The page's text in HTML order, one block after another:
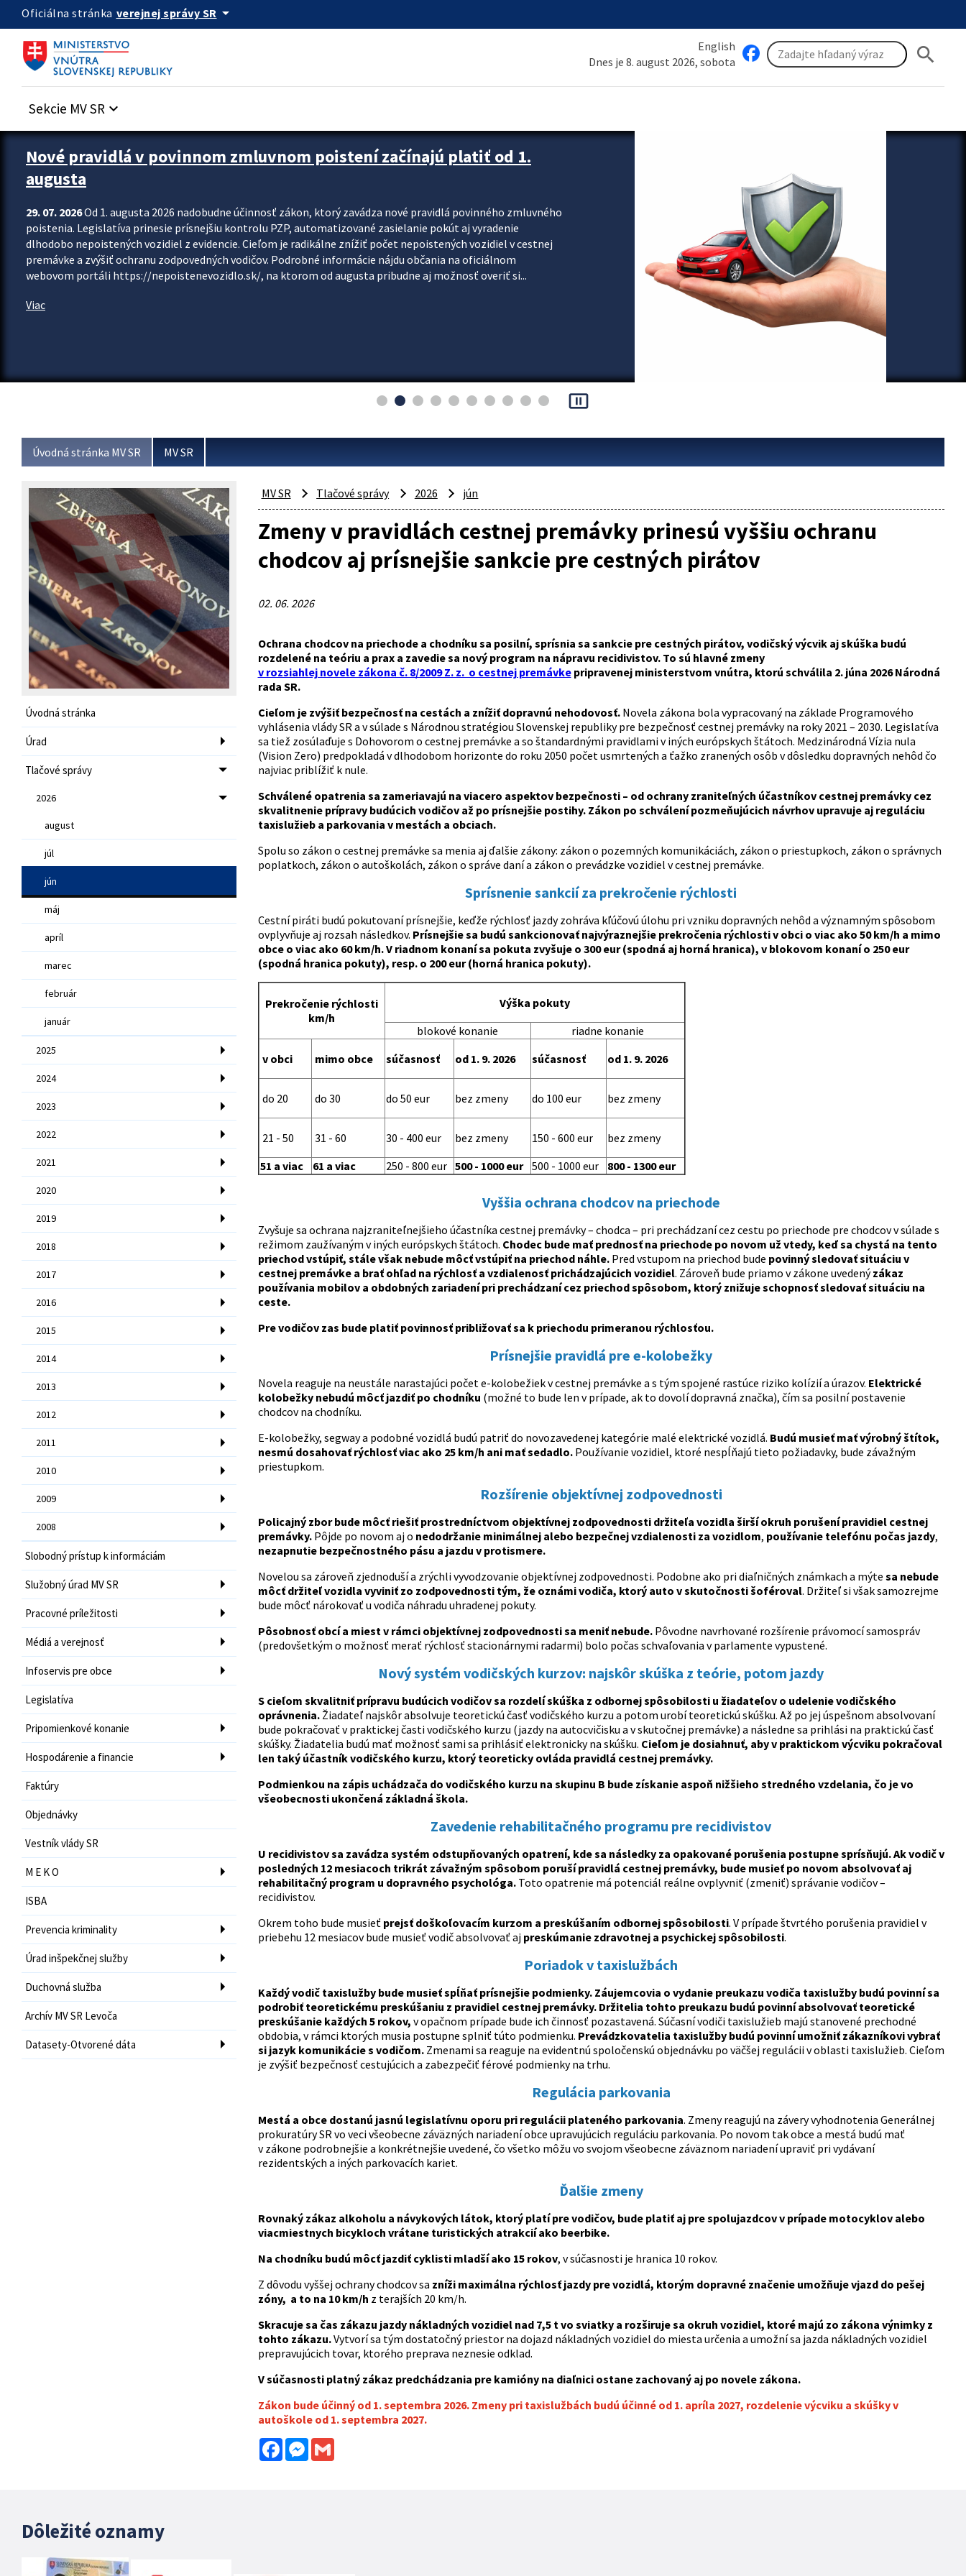
Preskocit na hlavný obsah
Oficiálna stránka verejnej správy SR arrow_drop_down
English
Dnes je 8. august 2026, sobota
search
Sekcie MV SR keyboard_arrow_down
Zastavit automatický posun upútavok
Nové pravidlá v povinnom zmluvnom poistení začínajú platiť od 1.
augusta
29. 07. 2026Od 1. augusta 2026 nadobudne účinnosť zákon, ktorý zavádza nové pravidlá povinného zmluvného
poistenia. Legislatíva prinesie prísnejšiu kontrolu PZP, automatizované zasielanie pokút aj vyradenie
dlhodobo nepoistených vozidiel z evidencie. Cieľom je radikálne znížiť počet nepoistených vozidiel v cestnej
premávke a zvýšiť ochranu zodpovedných vodičov. Podrobné informácie nájdu občania na oficiálnom
webovom portáli https://nepoistenevozidlo.sk/, na ktorom od augusta pribudne aj možnosť overiť si...
Viac
pause_presentation
Úvodná stránka MV SR MV SR
Úvodná stránka
Úrad
Tlačové správy
2026
august
júl
jún
máj
apríl
marec
február
január
2025
2024
2023
2022
2021
2020
2019
2018
2017
2016
2015
2014
2013
2012
2011
2010
2009
2008
Slobodný prístup k informáciám
Služobný úrad MV SR
Pracovné príležitosti
Médiá a verejnosť
Infoservis pre obce
Legislatíva
Pripomienkové konanie
Hospodárenie a financie
Faktúry
Objednávky
Vestník vlády SR
M E K O
ISBA
Prevencia kriminality
Úrad inšpekčnej služby
Duchovná služba
Archív MV SR Levoča
Datasety-Otvorené dáta
MV SR Tlačové správy 2026 jún
Zmeny v pravidlách cestnej premávky prinesú vyššiu ochranu
chodcov aj prísnejšie sankcie pre cestných pirátov
02. 06. 2026
Ochrana chodcov na priechode a chodníku sa posilní, sprísnia sa sankcie pre cestných pirátov, vodičský výcvik aj skúška budú
rozdelené na teóriu a prax a zavedie sa nový program na nápravu recidivistov. To sú hlavné zmeny
v rozsiahlej novele zákona č. 8/2009 Z. z. o cestnej premávkepripravenej ministerstvom vnútra, ktorú schválila 2. júna 2026 Národná
rada SR.
Cieľom je zvýšiť bezpečnosť na cestách a znížiť dopravnú nehodovosť. Novela zákona bola vypracovaný na základe Programového
vyhlásenia vlády SR a v súlade s Národnou stratégiou Slovenskej republiky pre bezpečnosť cestnej premávky na roky 2021 – 2030. Legislatíva
sa tiež zosúlaďuje s Dohovorom o cestnej premávke a so štandardnými pravidlami v iných európskych štátoch. Medzinárodná Vízia nula
(Vision Zero) predpokladá v dlhodobom horizonte do roku 2050 počet usmrtených a ťažko zranených osôb v dôsledku dopravných nehôd čo
najviac priblížiť k nule.
Schválené opatrenia sa zameriavajú na viacero aspektov bezpečnosti – od ochrany zraniteľných účastníkov cestnej premávky cez
skvalitnenie prípravy budúcich vodičov až po prísnejšie postihy. Zákon po schválení pozmeňujúcich návrhov upravuje aj reguláciu
taxislužieb a parkovania v mestách a obciach.
Spolu so zákon o cestnej premávke sa menia aj ďalšie zákony: zákon o pozemných komunikáciách, zákon o priestupkoch, zákon o správnych
poplatkoch, zákon o autoškolách, zákon o správe daní a zákon o prevádzke vozidiel v cestnej premávke.
Sprísnenie sankcií za prekročenie rýchlosti
Cestní piráti budú pokutovaní prísnejšie, keďže rýchlosť jazdy zohráva kľúčovú úlohu pri vzniku dopravných nehôd a významným spôsobom
ovplyvňuje aj rozsah následkov. Prísnejšie sa budú sankcionovať najvýraznejšie prekročenia rýchlosti v obci o viac ako 50 km/h a mimo
obce o viac ako 60 km/h. V riadnom konaní sa pokuta zvyšuje o 300 eur (spodná aj horná hranica), v blokovom konaní o 250 eur
(spodná hranica pokuty), resp. o 200 eur (horná hranica pokuty).
Prekročenie rýchlosti
km/h
Výška pokuty
blokové konanie
riadne konanie
v obci
mimo obce súčasnosť od 1. 9. 2026 súčasnosť od 1. 9. 2026
do 20 do 30 do 50 eur bez zmeny do 100 eur bez zmeny
21 - 50 31 - 60 30 - 400 eur bez zmeny 150 - 600 eur
bez zmeny
51 a viac
61 a viac 250 - 800 eur 500 - 1000 eur 500 - 1000 eur 800 - 1300 eur
Vyššia ochrana chodcov na priechode
Zvyšuje sa ochrana najzraniteľnejšieho účastníka cestnej premávky – chodca – pri prechádzaní cez cestu po priechode pre chodcov v súlade s
režimom zaužívaným v iných európskych štátoch. Chodec bude mať prednosť na priechode po novom už vtedy, keď sa chystá na tento
priechod vstúpiť, stále však nebude môcť vstúpiť na priechod náhle.Pred vstupom na priechod bude povinný sledovať situáciu v
cestnej premávke a brať ohľad na rýchlosť a vzdialenosť prichádzajúcich vozidiel. Zároveň bude priamo v zákone uvedenýzákaz
používania mobilov a obdobných zariadení pri prechádzaní cez priechod spôsobom, ktorý znižuje schopnosť sledovať situáciu na
ceste.
Pre vodičov zas bude platiť povinnosť približovať sa k priechodu primeranou rýchlosťou.
Prísnejšie pravidlá pre e-kolobežky
Novela reaguje na neustále narastajúci počet e-kolobežiek v cestnej premávke a s tým spojené rastúce riziko kolízií a úrazov. Elektrické
kolobežky nebudú môcť jazdiť po chodníku (možné to bude len v prípade, ak to dovolí dopravná značka), čím sa posilní postavenie
chodcov na chodníku.
E-kolobežky, segway a podobné vozidlá budú patriť do novozavedenej kategórie malé elektrické vozidlá. Budú musieť mať výrobný štítok,
nesmú dosahovať rýchlosť viac ako 25 km/h ani mať sedadlo.Používanie vozidiel, ktoré nespĺňajú tieto požiadavky, bude závažným
priestupkom.
Rozšírenie objektívnej zodpovednosti
Policajný zbor bude môcť riešiť prostredníctvom objektívnej zodpovednosti držiteľa vozidla širší okruh porušení pravidiel cestnej
premávky. Pôjde po novom aj o nedodržanie minimálnej alebo bezpečnej vzdialenosti za vozidlom, používanie telefónu počas jazdy,
nezapnutie bezpečnostného pásu a jazdu v protismere.
Novelou sa zároveň zjednoduší a zrýchli vyvodzovanie objektívnej zodpovednosti. Podobne ako pri diaľničných známkach a mýte sa nebude
môcť držiteľ vozidla vyviniť zo zodpovednosti tým, že oznámi vodiča, ktorý auto v skutočnosti šoféroval. Držiteľ si však samozrejme
bude môcť nárokovať u vodiča náhradu uhradenej pokuty.
Pôsobnosť obcí a miest v rámci objektívnej zodpovednosti sa meniť nebude.Pôvodne navrhované rozšírenie právomocí samospráv
(predovšetkým o možnosť merať rýchlosť stacionárnymi radarmi) bolo počas schvaľovania v parlamente vypustené.
Nový systém vodičských kurzov: najskôr skúška z teórie, potom jazdy
S cieľom skvalitniť prípravu budúcich vodičov sa rozdelí skúška z odbornej spôsobilosti u žiadateľov o udelenie vodičského
oprávnenia. Žiadateľ najskôr absolvuje teoretickú časť vodičského kurzu a potom urobí teoretickú skúšku. Až po jej úspešnom absolvovaní
bude pokračovať v praktickej časti vodičského kurzu (jazdy na autocvičisku a v skutočnej premávke) a následne sa prihlási na praktickú časť
skúšky. Žiadatelia budú mať možnosť sami sa prihlásiť elektronicky na skúšku. Cieľom je dosiahnuť, aby v praktickom výcviku pokračoval
len taký účastník vodičského kurzu, ktorý teoreticky ovláda pravidlá cestnej premávky.
Podmienkou na zápis uchádzača do vodičského kurzu na skupinu B bude získanie aspoň nižšieho stredného vzdelania, čo je vo
všeobecnosti ukončená základná škola.
Zavedenie rehabilitačného programu pre recidivistov
U recidivistov sa zavádza systém odstupňovaných opatrení, kde sa následky za opakované porušenia postupne sprísňujú. Ak vodič v
posledných 12 mesiacoch trikrát závažným spôsobom poruší pravidlá cestnej premávky, bude musieť po novom absolvovať aj
rehabilitačný program u dopravného psychológa.Toto opatrenie má potenciál reálne ovplyvniť (zmeniť) správanie vodičov –
recidivistov.
Okrem toho bude musieť prejsť doškoľovacím kurzom a preskúšaním odbornej spôsobilosti. V prípade štvrtého porušenia pravidiel v
priebehu 12 mesiacov bude musieť vodič absolvovať aj preskúmanie zdravotnej a psychickej spôsobilosti.
Poriadok v taxislužbách
Každý vodič taxislužby bude musieť spĺňať prísnejšie podmienky. Záujemcovia o vydanie preukazu vodiča taxislužby budú povinní sa
podrobiť teoretickému preskúšaniu z pravidiel cestnej premávky. Držitelia tohto preukazu budú povinní absolvovať teoretické
preskúšanie každých 5 rokov, v opačnom prípade bude ich činnosť pozastavená. Súčasní vodiči taxislužieb majú stanovené prechodné
obdobia, v rámci ktorých musia postupne splniť túto podmienku. Prevádzkovatelia taxislužby budú povinní umožniť zákazníkovi vybrať
si jazyk komunikácie s vodičom.Zmenami sa reaguje na evidentnú spoločenskú objednávku po väčšej regulácii v oblasti taxislužieb. Cieľom
je zvýšiť bezpečnosť cestujúcich a zabezpečiť férové podmienky na trhu.
Regulácia parkovania
Mestá a obce dostanú jasnú legislatívnu oporu pri regulácii plateného parkovania. Zmeny reagujú na závery vyhodnotenia Generálnej
prokuratúry SR vo veci všeobecne záväzných nariadení obce upravujúcich reguláciu parkovania. Po novom tak obce a mestá budú mať
v zákone podrobnejšie a konkrétnejšie uvedené, čo všetko môžu vo svojom všeobecne záväznom nariadení upraviť pri vydávaní
rezidentských a iných parkovacích kariet.
Ďalšie zmeny
Rovnaký zákaz alkoholu a návykových látok, ktorý platí pre vodičov, bude platiť aj pre spolujazdcov v prípade motocyklov alebo
viacmiestnych bicykloch vrátane turistických atrakcií ako beerbike.
Na chodníku budú môcť jazdiť cyklisti mladší ako 15 rokov, v súčasnosti je hranica 10 rokov.
Z dôvodu vyššej ochrany chodcov sa zníži maximálna rýchlosť jazdy pre vozidlá, ktorým dopravné značenie umožňuje vjazd do pešej
zóny, a to na 10 km/h z terajších 20 km/h.
Skracuje sa čas zákazu jazdy nákladných vozidiel nad 7,5 t vo sviatky a rozširuje sa okruh vozidiel, ktoré majú zo zákona výnimky z
tohto zákazu.Vytvorí sa tým dostatočný priestor na dojazd nákladných vozidiel do miesta určenia a umožní sa jazda nákladných vozidiel
prepravujúcich tovar, ktorého preprava neznesie odklad.
V súčasnosti platný zákaz predchádzania pre kamióny na diaľnici ostane zachovaný aj po novele zákona.
Zákon bude účinný od 1. septembra 2026. Zmeny pri taxislužbách budú účinné od 1. apríla 2027, rozdelenie výcviku a skúšky v
autoškole od 1. septembra 2027.
FacebookMessenger
Gmail
Dôležité oznamy